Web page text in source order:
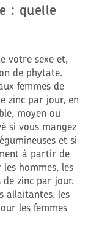
: quelle
votre sexe et,
de phytate.
femmes de
zinc par jour, en
moyen ou
si vous mangez
et si
à partir de
hommes, les
zinc par jour.
allaitantes, les
les femmes